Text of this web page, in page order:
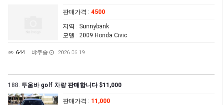
판매가격 : 4500
지역 : Sunnybank
모델 : 2009 Honda Civic
644 뱌쿠송 2026.06.19
188. 투움바 golf 차량 판매합니다 $11,000
판매가격 : 11,000